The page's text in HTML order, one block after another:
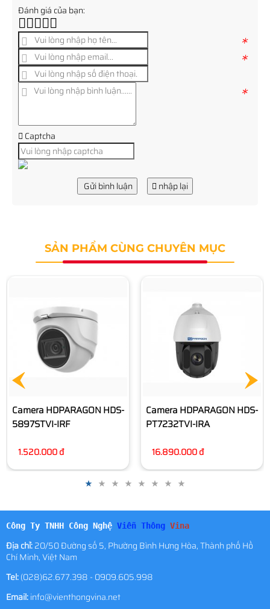
Đánh giá của bạn:
*
*
*
Captcha
Gửi bình luận nhập lại
SẢN PHẨM CÙNG CHUYÊN MỤC
Camera HDPARAGON HDS-
PT7232TVI-IRA
16.890.000 đ
PT7225TVI-IRA
11.660.000 đ
Công Ty TNHH Công Nghệ Viễn Thông Vina
Địa chỉ:20/50 Đường số 5, Phường Bình Hưng Hòa, Thành phố Hồ
Chí Minh, Việt Nam
Tel:(028)62.677.398 - 0909.605.998
Email:info@vienthongvina.net